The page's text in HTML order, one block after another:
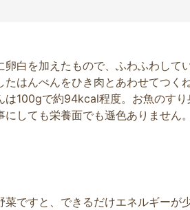
卵白を加えたもので、ふわふわして
たはんぺんをひき肉とあわせてつく
は100gで約94kcal程度。お魚のす
しても栄養面でも遜色ありません。
ですと、できるだけエネルギーが